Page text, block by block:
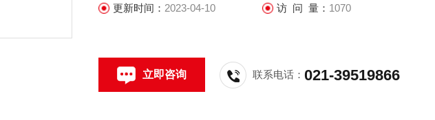
更新时间： 2023-04-10 访 问 量： 1070
立即咨询 联系电话：021-39519866